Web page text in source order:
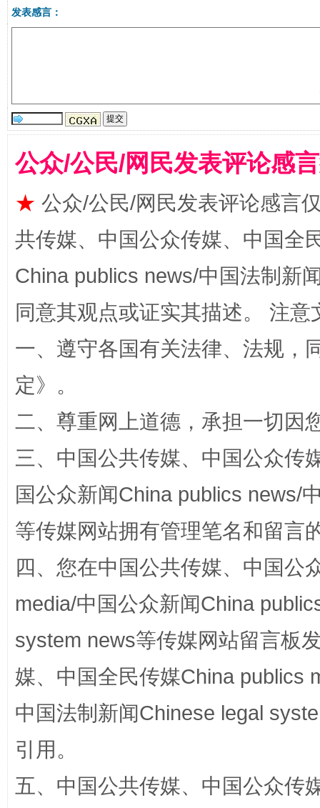
站台名比不上好声名
漫山遍野的桃花与雪山、麦地、白藏房 除
网上购药对药下症？
发表感言：
公众/公民/网民发表评论感
★ 公众/公民/网民发表评论感言
共传媒、中国公众传媒、中国全
China publics news/中国法制新
同意其观点或证实其描述。 注
一、遵守各国有关法律、法规，
定》。
二、尊重网上道德，承担一切因
三、中国公共传媒、中国公众传
国公众新闻China publics news/
等传媒网站拥有管理笔名和留言
四、您在中国公共传媒、中国公
media/中国公众新闻China
system news等传媒网站留言板
媒、中国全民传媒China publics
中国法制新闻Chinese legal
引用。
五、中国公共传媒、中国公众传